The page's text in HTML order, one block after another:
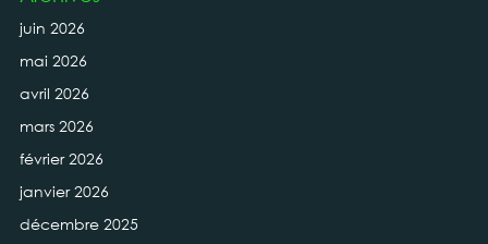
juin 2026
mai 2026
avril 2026
mars 2026
février 2026
janvier 2026
décembre 2025